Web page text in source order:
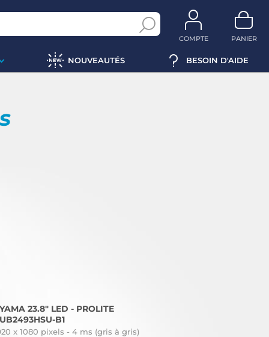
COMPTE PANIER
NOUVEAUTÉS BESOIN D'AIDE
23.8" LED - PROLITE
B1
x 1080 pixels - 4 ms (gris à gris)